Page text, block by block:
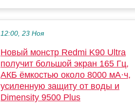
12:00, 23 Ноя
Новый монстр Redmi K90 Ultra
получит большой экран 165 Гц,
АКБ ёмкостью около 8000 мА·ч,
усиленную защиту от воды и
Dimensity 9500 Plus